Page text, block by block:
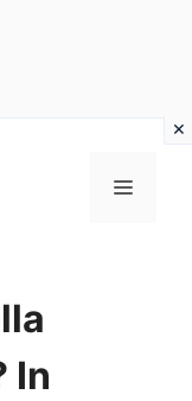
MENU
In